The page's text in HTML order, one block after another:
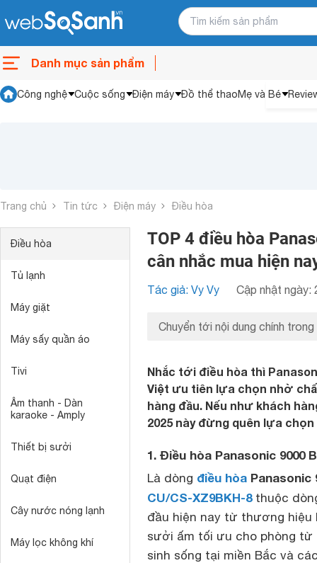
Danh mục sản phẩm
Công nghệ Cuộc sống Điện máy Đồ thể thaoMẹ và Bé
Trang chủ Tin tức Điện máy Điều hòa
Điều hòa
Tủ lạnh
Máy giặt
Máy sấy quần áo
Tivi
Âm thanh - Dàn
karaoke - Amply
Thiết bị sưởi
Quạt điện
Cây nước nóng lạnh
Máy lọc không khí
TOP 4 điều hòa
cân nhắc mua hiện
Tác giả: Vy Vy Cập nhật ngày:
Chuyển tới nội dung chính trong
Nhắc tới điều hòa thì
Việt ưu tiên lựa chọn nhờ
hàng đầu. Nếu như khách
2025 này đừng quên lựa
1. Điều hòa Panasonic 9000
Là dòng điều hòa Panasonic
CU/CS-XZ9BKH-8thuộc
đầu hiện nay từ thương hiệu
sưởi ấm tối ưu cho phòng từ
sinh sống tại miền Bắc và